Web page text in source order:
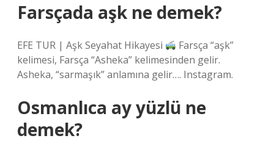
Farsçada aşk ne demek?
EFE TUR | Aşk Seyahat Hikayesi
Farsça “aşk”
kelimesi, Farsça “Asheka” kelimesinden gelir.
Asheka, “sarmaşık” anlamına gelir…. Instagram.
Osmanlıca ay yüzlü ne
demek?